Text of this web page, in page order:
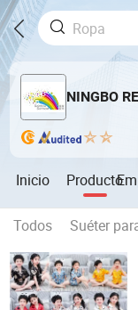
NINGBO
Inicio Producto
Todos Suéter